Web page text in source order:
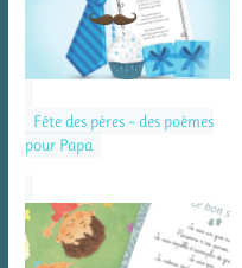
Fête des pères – des poèmes
pour Papa